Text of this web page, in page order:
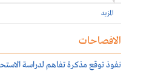
المزيد
الافصاحات
نفوذ توقع مذكرة تفاهم لدراسة الاستحواذ على 70% من